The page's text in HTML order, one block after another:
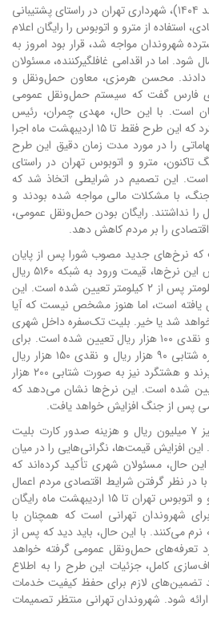
از روزهای ابتدایی جنگ (۹ اسفند ۱۴۰۴)، شهرداری تهران در راستای پشتیبانی
استفاده از مترو و اتوبوس را رایگان اعلام
شهروندان مواجه شد، قرار بود امروز به
شود. اما در اقدامی غافلگیرکننده، مسئولان
محسن هرمزی، معاون حمل‌ونقل و
فارس گفت که سیستم حمل‌ونقل عمومی
است. با این حال، مهدی چمران، رئیس
شورای شهر تهران، امروز تأکید کرد که این طرح فقط تا ۱۵ اردیبهشت ماه اجرا
را در مورد مدت زمان دقیق این طرح
تاکنون، مترو و اتوبوس تهران در راستای
است. این تصمیم در شرایطی اتخاذ شد که
با مشکلات مالی مواجه شده بودند و
را نداشتند. رایگان بودن حمل‌ونقل عمومی،
را بر مردم کاهش دهد.
که نرخ‌های جدید مصوب شورا پس از پایان
جنگ اعمال خواهد شد. بر اساس این نرخ‌ها، قیمت ورود به شبکه ۵۱۶۰ ریال
به‌همراه ۳۳۰ ریال به‌ازای هر کیلومتر پس از ۲ کیلومتر تعیین شده است. این
یافته است، اما هنوز مشخص نیست که آیا
شد یا خیر. بلیت تک‌سفره داخل شهری
به صورت شتابی ۷۳ هزار ریال و نقدی ۱۰۰ هزار ریال تعیین شده است. برای
خط پنج (حومه)، بلیت تک‌سفره شتابی ۹۰ هزار ریال و نقدی ۱۵۰ هزار ریال
خواهد بود. بلیت ایستگاه‌های پرند و هشتگرد نیز به صورت شتابی ۲۰۰ هزار
هزار ریال تعیین شده است. این نرخ‌ها نشان می‌دهد که
پس از جنگ افزایش خواهد یافت.
سقف شارژ کارت اقشار خاص نیز ۷ میلیون ریال و هزینه صدور کارت بلیت
این افزایش قیمت‌ها، نگرانی‌هایی را در میان
حال، مسئولان شهری تأکید کرده‌اند که
در نظر گرفتن شرایط اقتصادی مردم اعمال
خواهد شد. در حال حاضر، مترو و اتوبوس تهران تا ۱۵ اردیبهشت ماه رایگان
شهروندان تهرانی است که همچنان با
می‌کنند. با این حال، باید دید که پس از
تعرفه‌های حمل‌ونقل عمومی گرفته خواهد
کامل، جزئیات این طرح را به اطلاع
تضمین‌های لازم برای حفظ کیفیت خدمات
شود. شهروندان تهرانی منتظر تصمیمات